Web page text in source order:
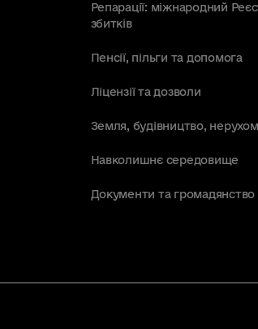
Репарації: міжнародний
збитків
Пенсії, пільги та допомога
Ліцензії та дозволи
Земля, будівництво,
Навколишнє середовище
Документи та громадянство